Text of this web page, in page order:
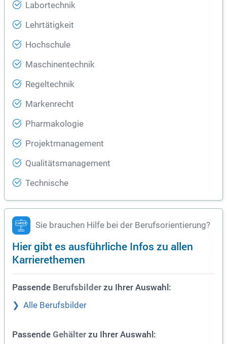
Labortechnik
Lehrtätigkeit
Hochschule
Maschinentechnik
Regeltechnik
Markenrecht
Pharmakologie
Projektmanagement
Qualitätsmanagement
Technische
Sie brauchen Hilfe bei der Berufsorientierung?
Hier gibt es ausführliche Infos zu allen
Karrierethemen
Passende Berufsbilder zu Ihrer Auswahl:
Alle Berufsbilder
Passende Gehälter zu Ihrer Auswahl: